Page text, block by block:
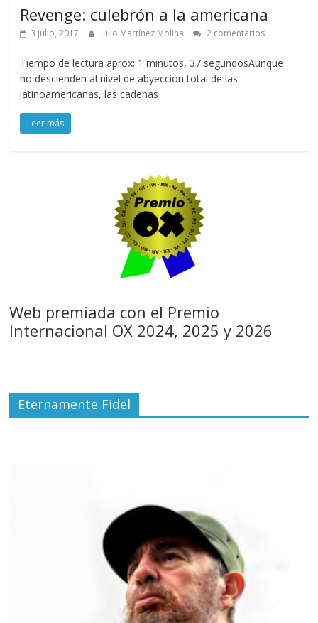
Revenge: culebrón a la americana
3 julio, 2017 Julio Martínez Molina 2 comentarios
Tiempo de lectura aprox: 1 minutos, 37 segundosAunque
no descienden al nivel de abyección total de las
latinoamericanas, las cadenas
Leer más
Web premiada con el Premio
Internacional OX 2024, 2025 y 2026
Eternamente Fidel